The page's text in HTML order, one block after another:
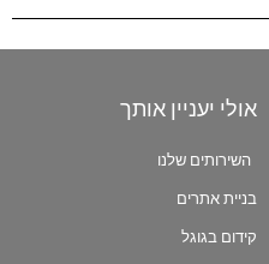
אולי יעניין אותך
השירותים שלנו
בניית אתרים
קידום בגוגל